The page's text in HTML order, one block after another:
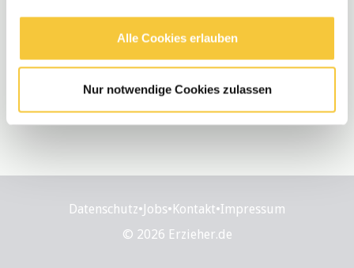
Alle Cookies erlauben
Nur notwendige Cookies zulassen
Datenschutz•Jobs•Kontakt•Impressum
© 2026 Erzieher.de